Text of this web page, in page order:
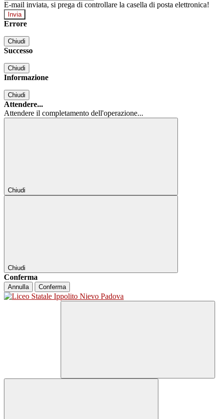
E-mail inviata, si prega di controllare la casella di posta elettronica!
Errore
Chiudi
Successo
Chiudi
Informazione
Chiudi
Attendere...
Attendere il completamento dell'operazione...
Chiudi
Chiudi
Conferma
Annulla Conferma